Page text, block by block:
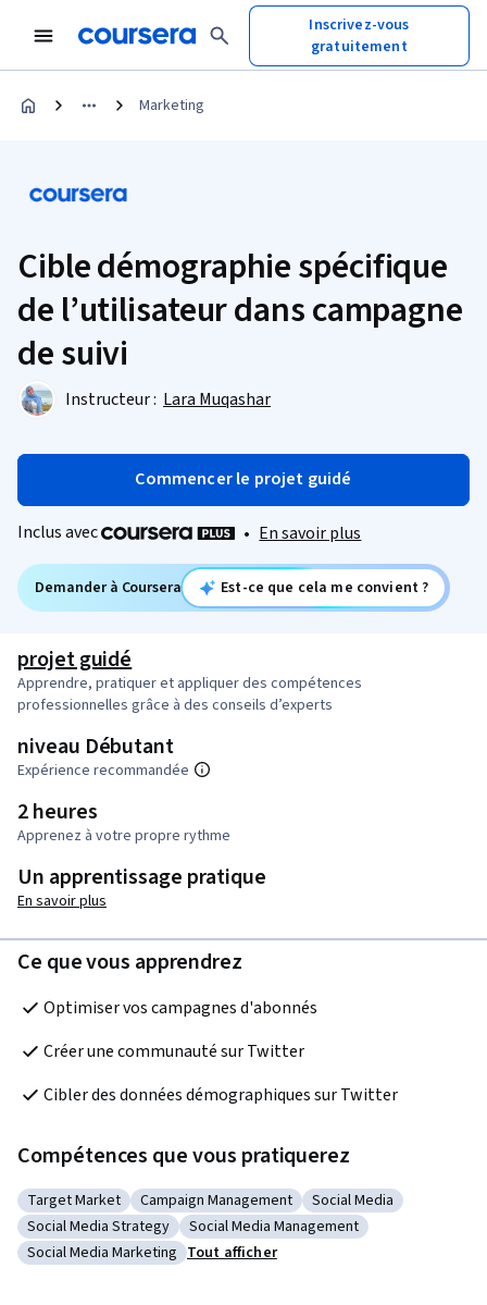
Inscrivez-vous
gratuitement
Marketing
Cible démographie spécifique
de l’utilisateur dans campagne
de suivi
Instructeur : Lara Muqashar
Commencer le projet guidé
Inclus avec • En savoir plus
Demander à Coursera Est-ce que cela me convient ?
projet guidé
Apprendre, pratiquer et appliquer des compétences
professionnelles grâce à des conseils d’experts
niveau Débutant
Expérience recommandée
2 heures
Apprenez à votre propre rythme
Un apprentissage pratique
En savoir plus
Ce que vous apprendrez
Optimiser vos campagnes d'abonnés
Créer une communauté sur Twitter
Cibler des données démographiques sur Twitter
Compétences que vous pratiquerez
Catégorie : Target Market
Target Market Catégorie : Campaign Management
Campaign Management Catégorie : Social Media
Social Media
Catégorie : Social Media Strategy
Social Media Strategy Catégorie : Social Media Management
Social Media Management
Catégorie : Social Media Marketing
Social Media Marketing Tout afficher